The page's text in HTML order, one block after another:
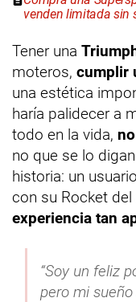
venden limitada sin
Tener una
moteros, cumplir
una estética
haría palidecer a
todo en la vida,
no que se lo
historia: un
con su Rocket
experiencia tan
“Soy un feliz
pero mi